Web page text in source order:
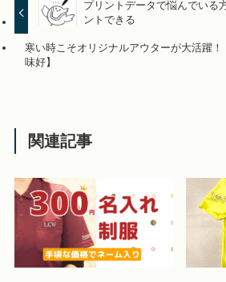
プリントデータで悩んでいる
ントできる
寒い時こそオリジナルアウターが大活躍！
味好】
関連記事